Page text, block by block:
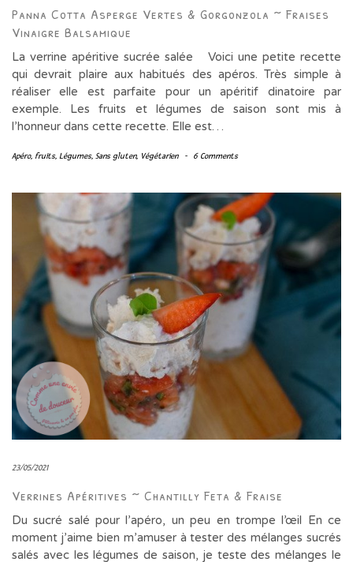
Panna Cotta Asperge Vertes & Gorgonzola ~ Fraises
Vinaigre Balsamique
La verrine apéritive sucrée salée Voici une petite recette
qui devrait plaire aux habitués des apéros. Très simple à
réaliser elle est parfaite pour un apéritif dinatoire par
exemple. Les fruits et légumes de saison sont mis à
l’honneur dans cette recette. Elle est…
Apéro, fruits, Légumes, Sans gluten, Végétarien - 6 Comments
23/05/2021
Verrines Apéritives ~ Chantilly Feta & Fraise
Du sucré salé pour l’apéro, un peu en trompe l’œil En ce
moment j’aime bien m’amuser à tester des mélanges sucrés
salés avec les légumes de saison, je teste des mélanges le